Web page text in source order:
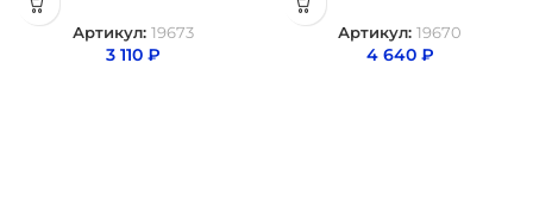
Артикул: 19673
3 110 ₽
Артикул: 19670
4 640 ₽